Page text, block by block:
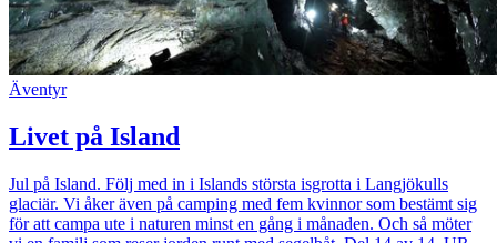
Äventyr
Livet på Island
Jul på Island. Följ med in i Islands största isgrotta i Langjökulls
glaciär. Vi åker även på camping med fem kvinnor som bestämt sig
för att campa ute i naturen minst en gång i månaden. Och så möter